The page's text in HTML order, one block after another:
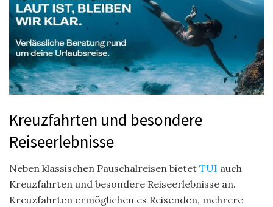
Kreuzfahrten und besondere
Reiseerlebnisse
Neben klassischen Pauschalreisen bietet TUI auch
Kreuzfahrten und besondere Reiseerlebnisse an.
Kreuzfahrten ermöglichen es Reisenden, mehrere